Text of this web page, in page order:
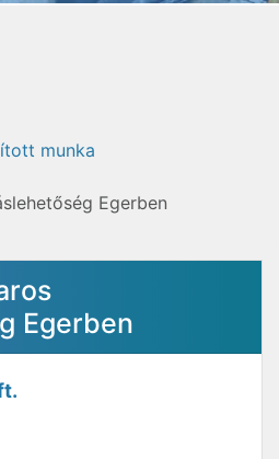
munka
Egerben
Egerben